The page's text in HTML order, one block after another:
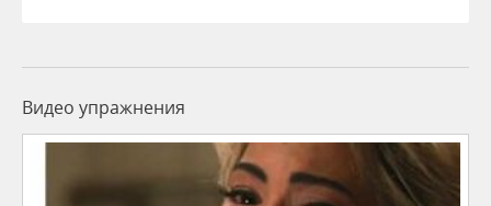
Видео упражнения